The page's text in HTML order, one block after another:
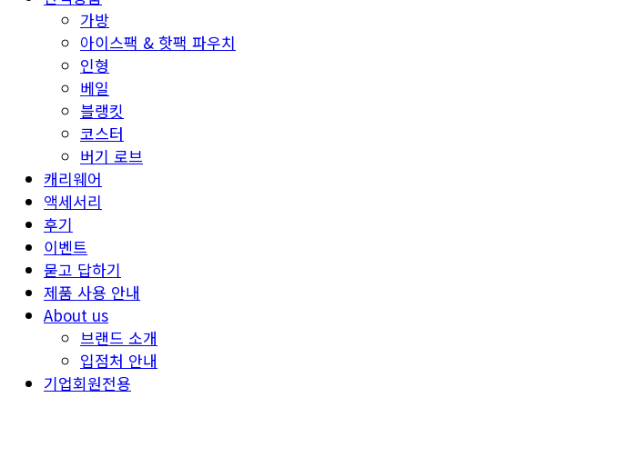
가방
아이스팩 & 핫팩 파우치
인형
베일
블랭킷
코스터
버기 로브
캐리웨어
액세서리
후기
이벤트
묻고 답하기
제품 사용 안내
About us
브랜드 소개
입점처 안내
기업회원전용